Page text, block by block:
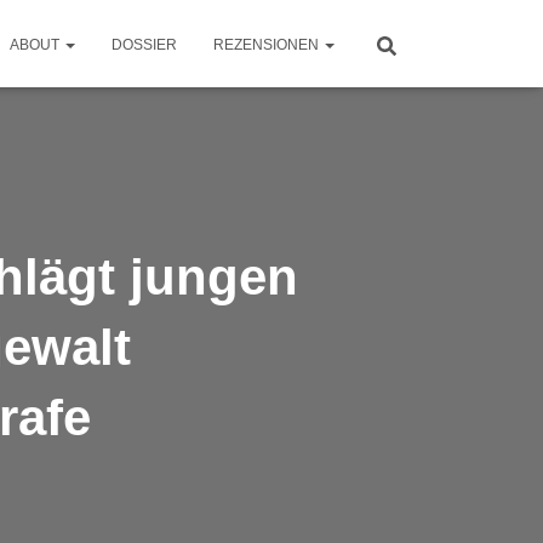
ABOUT DOSSIER REZENSIONEN
jungen